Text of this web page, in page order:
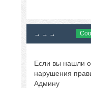
→ → →
Если вы нашли
нарушения
Админу